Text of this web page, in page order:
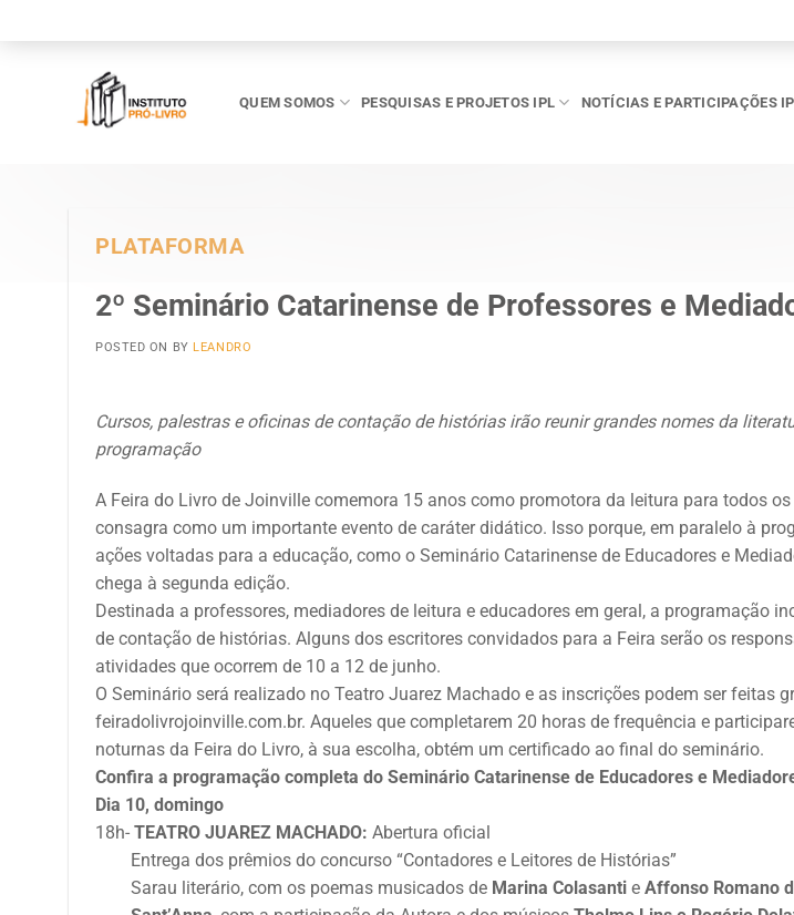
QUEM SOMOS PESQUISAS E PROJETOS IPL NOTÍCIAS E PARTICIPAÇÕES
PLATAFORMA
2º Seminário Catarinense de Professores e
POSTED ON BY LEANDRO
Cursos, palestras e oficinas de contação de histórias irão reunir grandes nomes da
programação
A Feira do Livro de Joinville comemora 15 anos como promotora da leitura para todos
consagra como um importante evento de caráter didático. Isso porque, em paralelo à
ações voltadas para a educação, como o Seminário Catarinense de Educadores e
chega à segunda edição.
Destinada a professores, mediadores de leitura e educadores em geral, a programação
de contação de histórias. Alguns dos escritores convidados para a Feira serão os
atividades que ocorrem de 10 a 12 de junho.
O Seminário será realizado no Teatro Juarez Machado e as inscrições podem ser feitas
feiradolivrojoinville.com.br. Aqueles que completarem 20 horas de frequência e
noturnas da Feira do Livro, à sua escolha, obtém um certificado ao final do seminário.
Confira a programação completa do Seminário Catarinense de Educadores e
Dia 10, domingo
18h- TEATRO JUAREZ MACHADO: Abertura oficial
Entrega dos prêmios do concurso “Contadores e Leitores de Histórias”
Sarau literário, com os poemas musicados de Marina Colasanti e Affonso Romano